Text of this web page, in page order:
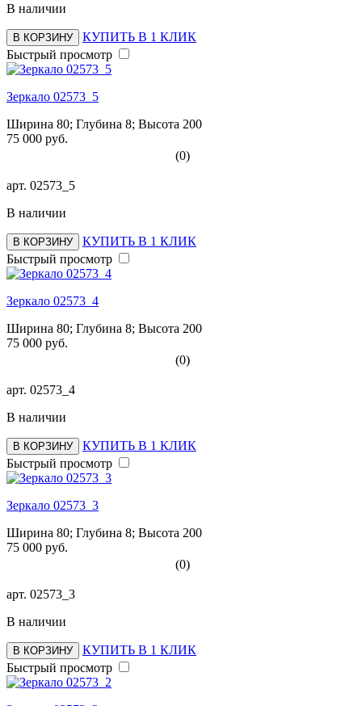
В наличии
В КОРЗИНУ
КУПИТЬ В 1 КЛИК
Быстрый просмотр
Зеркало 02573_5
Ширина 80; Глубина 8; Высота 200
75 000 руб.
(0)
арт. 02573_5
В наличии
В КОРЗИНУ
КУПИТЬ В 1 КЛИК
Быстрый просмотр
Зеркало 02573_4
Ширина 80; Глубина 8; Высота 200
75 000 руб.
(0)
арт. 02573_4
В наличии
В КОРЗИНУ
КУПИТЬ В 1 КЛИК
Быстрый просмотр
Зеркало 02573_3
Ширина 80; Глубина 8; Высота 200
75 000 руб.
(0)
арт. 02573_3
В наличии
В КОРЗИНУ
КУПИТЬ В 1 КЛИК
Быстрый просмотр